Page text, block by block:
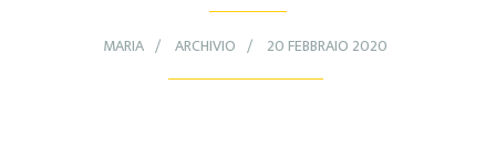
MARIA ARCHIVIO 20 FEBBRAIO 2020